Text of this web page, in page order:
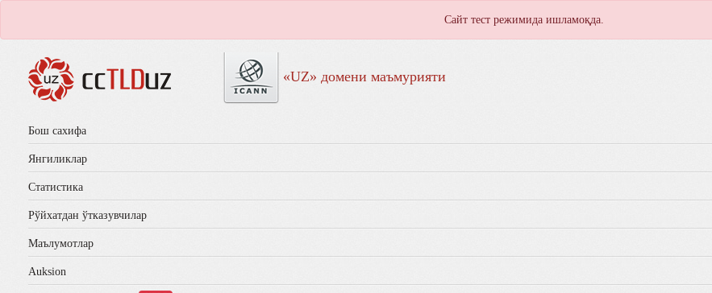
Сайт тест режимида ишламоқда.
«UZ» домени маъмурияти
Бош сахифа
Янгиликлар
Статистика
Рўйхатдан ўтказувчилар
Маълумотлар
Auksion